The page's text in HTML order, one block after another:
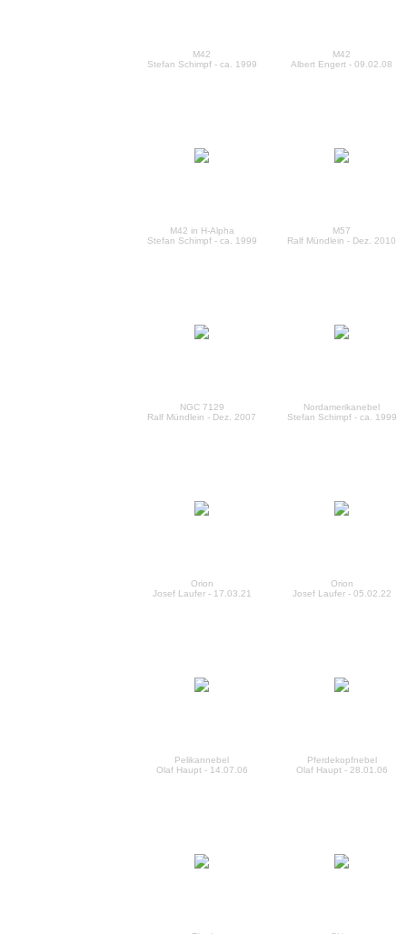
M42
Stefan Schimpf - ca. 1999
M42
Albert Engert - 09.02.08
M42 in H-Alpha
Stefan Schimpf - ca. 1999
M57
Ralf Mündlein - Dez. 2010
NGC 7129
Ralf Mündlein - Dez. 2007
Nordamerikanebel
Stefan Schimpf - ca. 1999
Orion
Josef Laufer - 17.03.21
Orion
Josef Laufer - 05.02.22
Pelikannebel
Olaf Haupt - 14.07.06
Pferdekopfnebel
Olaf Haupt - 28.01.06